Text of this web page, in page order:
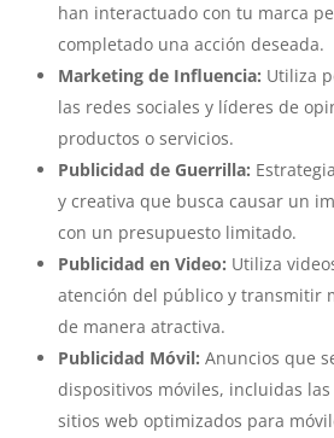
han interactuado con tu marca
completado una acción deseada.
Marketing de Influencia: Utiliza
las redes sociales y líderes de
productos o servicios.
Publicidad de Guerrilla:
y creativa que busca causar un
con un presupuesto limitado.
Publicidad en Video: Utiliza
atención del público y transmitir
de manera atractiva.
Publicidad Móvil: Anuncios que
dispositivos móviles, incluidas
sitios web optimizados para